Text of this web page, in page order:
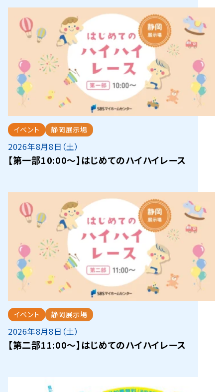
イベント 静岡展示場
2026年8月8日（土）
【第一部10:00～】はじめてのハイハイレース
イベント 静岡展示場
2026年8月8日（土）
【第二部11:00～】はじめてのハイハイレース